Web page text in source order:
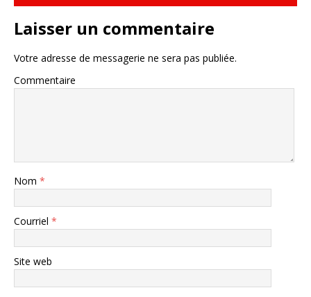
Laisser un commentaire
Votre adresse de messagerie ne sera pas publiée.
Commentaire
Nom *
Courriel *
Site web